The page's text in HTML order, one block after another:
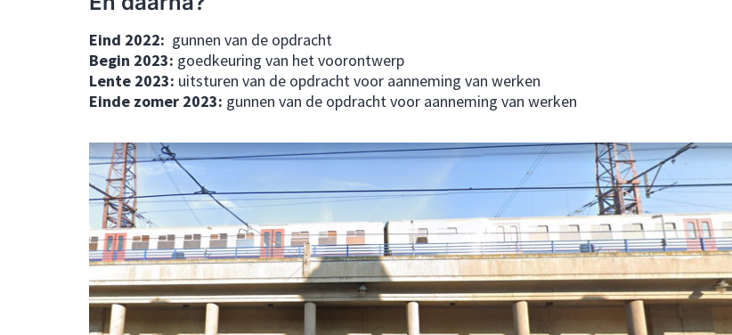
Eind 2022: gunnen van de opdracht
Begin 2023: goedkeuring van het voorontwerp
Lente 2023: uitsturen van de opdracht voor aanneming van werken
Einde zomer 2023: gunnen van de opdracht voor aanneming van werken